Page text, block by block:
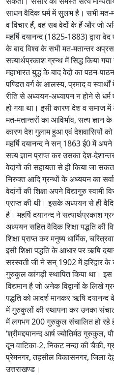
साधन वैदिक धर्म में सुलभ है। सभी मत-
व विचार हैं, वह सब वेदों के हैं और जो
महर्षि दयानन्द (1825-1883) द्वारा
के बाद विश्व के सभी मत-मतान्तर
सत्यार्थप्रकाश ग्रन्थ में सिद्ध किया
महाभारत युद्ध के बाद वेदों का पठन-
पण्डित वर्ग के आलस्य, प्रमाद व
रीति से अध्ययन-अध्यापन न होने से
हो गया था। इसी कारण देश व समाज में
मत-मतान्तरों का आविर्भाव, सत्य
कारण देश गुलाम हुआ एवं देशवासियों
महर्षि दयानन्द ने सन् 1863 ई0 में अपने
सत्य ज्ञान प्राप्त कर उसका देश-
वेदांगों की सहायता से ही किया जा
निरुक्त आदि ग्रन्थों के अध्ययन का
वेदांगों की शिक्षा अपने विद्यागुरु स्वामी
प्राप्त की थी। इसके अध्ययन से ही
है। महर्षि दयानन्द ने सत्यार्थप्रकाश
अध्ययन सहित वैदिक शिक्षा पद्धति
शिक्षा प्राप्त कर मनुष्य धार्मिक,
इसी शिक्षा पद्धति के आधार पर ऋषि
सरस्वती जी ने सन् 1902 में हरिद्वार के
गुरुकुल कांगड़ी स्थापित किया था।
विद्यमान है जो अनेक विद्वानों के लिखे
पद्धति को आदर्श मानकर ऋषि
में गुरुकुलों की स्थापना कर उनका
में लगभग 200 गुरुकुल संचालित हो रहे
‘श्रीमद्दयानन्द आर्ष ज्योतिर्मठ
दून वाटिका-2, निकट नन्दा की चैकी,
प्रेमनगर, तहसील विकासनगर, जिला
उत्तराखण्ड।